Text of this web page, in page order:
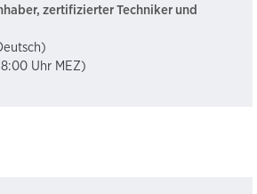
zertifizierter Techniker und
Uhr MEZ)